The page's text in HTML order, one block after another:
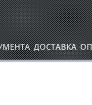
ДОСТАВКА